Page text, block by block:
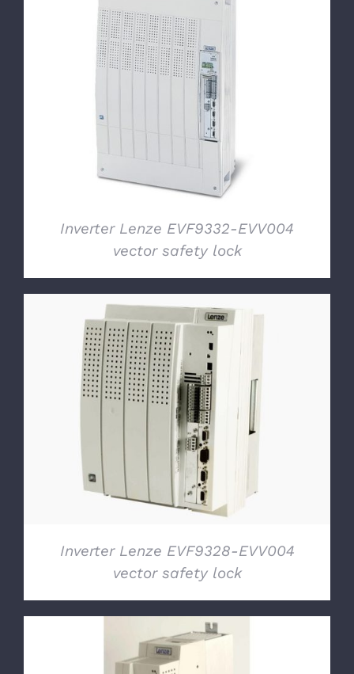
DETTAGLI
Inverter Lenze EVF9332-EVV004
vector safety lock
DETTAGLI
Inverter Lenze EVF9328-EVV004
vector safety lock